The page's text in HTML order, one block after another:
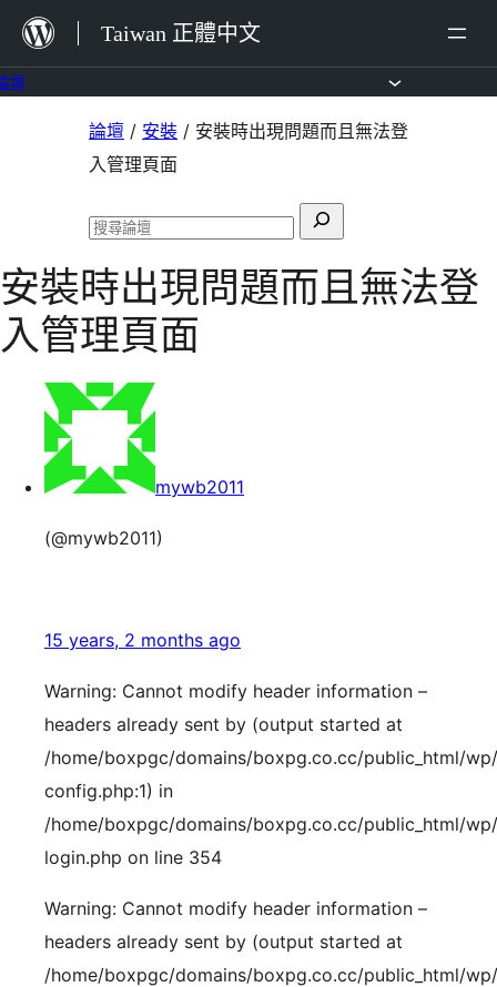
主
Taiwan 正體中文
壇
容
論壇 / 安裝 / 安裝時出現問題而且無法登
入管理頁面
搜
關
鍵
字:
尋
論
安裝時出現問題而且無法登
入管理頁面
mywb2011
(@mywb2011)
15 years, 2 months ago
Warning: Cannot modify header information –
headers already sent by (output started at
/home/boxpgc/domains/boxpg.co.cc/public_html/
config.php:1) in
/home/boxpgc/domains/boxpg.co.cc/public_html/
login.php on line 354
Warning: Cannot modify header information –
headers already sent by (output started at
/home/boxpgc/domains/boxpg.co.cc/public_html/